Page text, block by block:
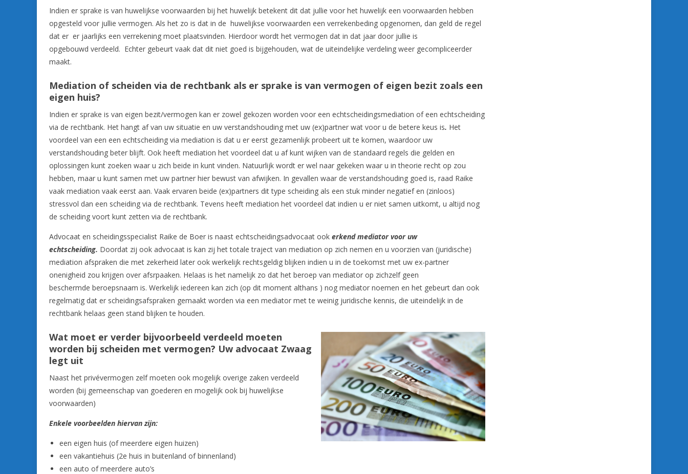
Indien er sprake is van huwelijkse voorwaarden bij het huwelijk betekent dit dat jullie voor het huwelijk een voorwaarden hebben
opgesteld voor jullie vermogen. Als het zo is dat in de huwelijkse voorwaarden een verrekenbeding opgenomen, dan geld de regel
dat er er jaarlijks een verrekening moet plaatsvinden. Hierdoor wordt het vermogen dat in dat jaar door jullie is
opgebouwd verdeeld. Echter gebeurt vaak dat dit niet goed is bijgehouden, wat de uiteindelijke verdeling weer gecompliceerder
maakt.
Mediation of scheiden via de rechtbank als er sprake is van vermogen of eigen bezit zoals een
eigen huis?
Indien er sprake is van eigen bezit/vermogen kan er zowel gekozen worden voor een echtscheidingsmediation of een echtscheiding
via de rechtbank. Het hangt af van uw situatie en uw verstandshouding met uw (ex)partner wat voor u de betere keus is. Het
voordeel van een een echtscheiding via mediation is dat u er eerst gezamenlijk probeert uit te komen, waardoor uw
verstandshouding beter blijft. Ook heeft mediation het voordeel dat u af kunt wijken van de standaard regels die gelden en
oplossingen kunt zoeken waar u zich beide in kunt vinden. Natuurlijk wordt er wel naar gekeken waar u in theorie recht op zou
hebben, maar u kunt samen met uw partner hier bewust van afwijken. In gevallen waar de verstandshouding goed is, raad Raike
vaak mediation vaak eerst aan. Vaak ervaren beide (ex)partners dit type scheiding als een stuk minder negatief en (zinloos)
stressvol dan een scheiding via de rechtbank. Tevens heeft mediation het voordeel dat indien u er niet samen uitkomt, u altijd nog
de scheiding voort kunt zetten via de rechtbank.
Advocaat en scheidingsspecialist Raike de Boer is naast echtscheidingsadvocaat ook erkend mediator voor uw
echtscheiding. Doordat zij ook advocaat is kan zij het totale traject van mediation op zich nemen en u voorzien van (juridische)
mediation afspraken die met zekerheid later ook werkelijk rechtsgeldig blijken indien u in de toekomst met uw ex-partner
onenigheid zou krijgen over afsrpaaken. Helaas is het namelijk zo dat het beroep van mediator op zichzelf geen
beschermde beroepsnaam is. Werkelijk iedereen kan zich (op dit moment althans ) nog mediator noemen en het gebeurt dan ook
regelmatig dat er scheidingsafspraken gemaakt worden via een mediator met te weinig juridische kennis, die uiteindelijk in de
rechtbank helaas geen stand blijken te houden.
Wat moet er verder bijvoorbeeld verdeeld moeten
worden bij scheiden met vermogen? Uw advocaat Zwaag
legt uit
Naast het privévermogen zelf moeten ook mogelijk overige zaken verdeeld
worden (bij gemeenschap van goederen en mogelijk ook bij huwelijkse
voorwaarden)
Enkele voorbeelden hiervan zijn:
een eigen huis (of meerdere eigen huizen)
een vakantiehuis (2e huis in buitenland of binnenland)
een auto of meerdere auto’s